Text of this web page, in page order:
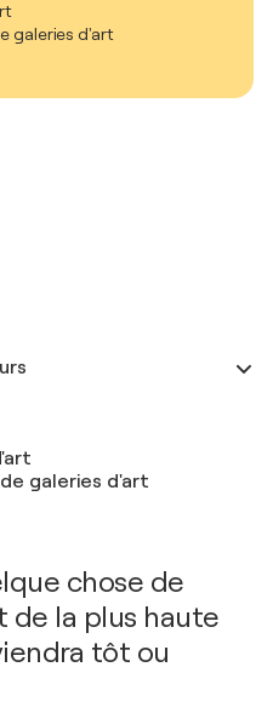
galeries d'art
galeries d'art
chose de
de la plus haute
tôt ou